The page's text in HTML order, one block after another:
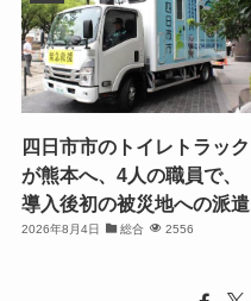
四日市市のトイレトラック
が熊本へ、4人の職員で、
導入後初の被災地への派遣
2026年8月4日 総合 2556